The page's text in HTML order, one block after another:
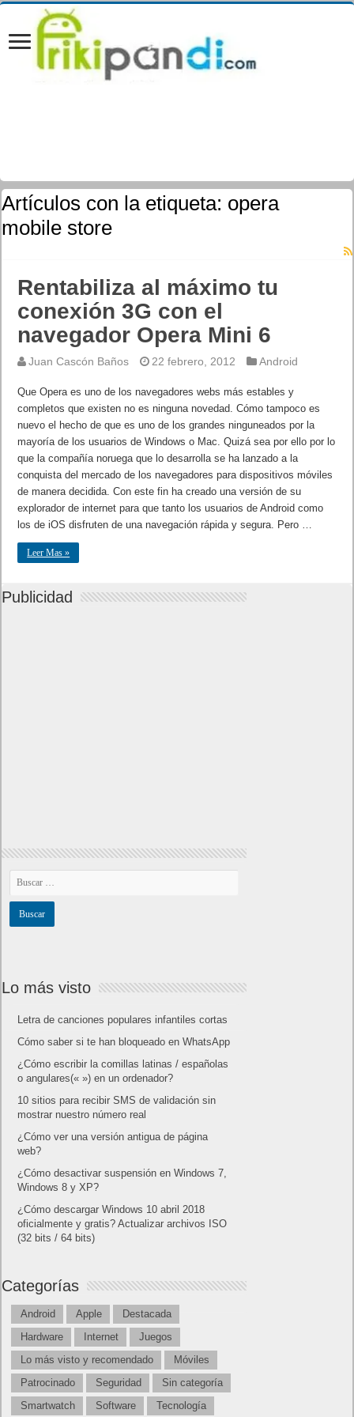
Artículos con la etiqueta: opera
mobile store
Rentabiliza al máximo tu
conexión 3G con el
navegador Opera Mini 6
Juan Cascón Baños 22 febrero, 2012 Android
Que Opera es uno de los navegadores webs más estables y
completos que existen no es ninguna novedad. Cómo tampoco es
nuevo el hecho de que es uno de los grandes ninguneados por la
mayoría de los usuarios de Windows o Mac. Quizá sea por ello por lo
que la compañía noruega que lo desarrolla se ha lanzado a la
conquista del mercado de los navegadores para dispositivos móviles
de manera decidida. Con este fin ha creado una versión de su
explorador de internet para que tanto los usuarios de Android como
los de iOS disfruten de una navegación rápida y segura. Pero …
Leer Mas »
Publicidad
Lo más visto
Letra de canciones populares infantiles cortas
Cómo saber si te han bloqueado en WhatsApp
¿Cómo escribir la comillas latinas / españolas
o angulares(« ») en un ordenador?
10 sitios para recibir SMS de validación sin
mostrar nuestro número real
¿Cómo ver una versión antigua de página
web?
¿Cómo desactivar suspensión en Windows 7,
Windows 8 y XP?
¿Cómo descargar Windows 10 abril 2018
oficialmente y gratis? Actualizar archivos ISO
(32 bits / 64 bits)
Categorías
Android Apple
Destacada
Hardware
Internet
Juegos
Lo más visto y recomendado
Móviles
Patrocinado
Seguridad
Sin categoría
Smartwatch
Software Tecnología